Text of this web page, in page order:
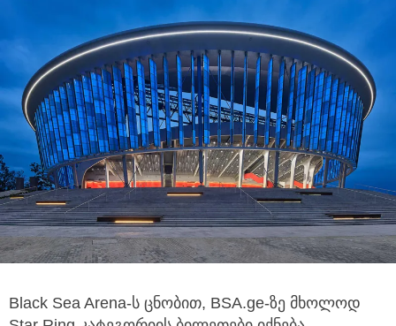
Black Sea Arena-ს ცნობით, BSA.ge-ზე მხოლოდ